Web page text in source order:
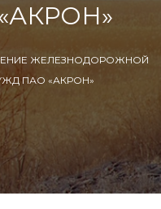
ЖЕЛЕЗНОДОРОЖНОЙ
ПАО «АКРОН»